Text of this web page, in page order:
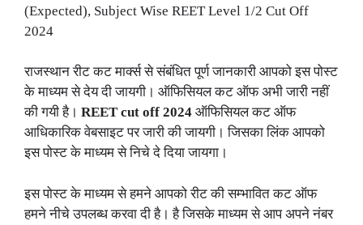
(Expected), Subject Wise REET Level 1/2 Cut Off
2024
राजस्थान रीट कट मार्क्स से संबंधित पूर्ण जानकारी आपको इस पोस्ट
के माध्यम से देय दी जायगी। ऑफिसियल कट ऑफ अभी जारी नहीं
की गयी है। REET cut off 2024 ऑफिसियल कट ऑफ
आधिकारिक वेबसाइट पर जारी की जायगी। जिसका लिंक आपको
इस पोस्ट के माध्यम से निचे दे दिया जायगा।
इस पोस्ट के माध्यम से हमने आपको रीट की सम्भावित कट ऑफ
हमने नीचे उपलब्ध करवा दी है। है जिसके माध्यम से आप अपने नंबर